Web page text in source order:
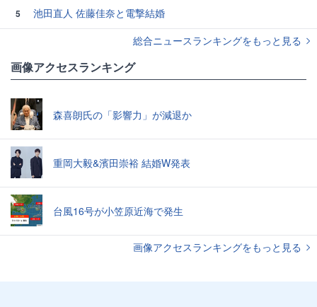
5
池田直人 佐藤佳奈と電撃結婚
総合ニュースランキングをもっと見る
画像アクセスランキング
森喜朗氏の「影響力」が減退か
重岡大毅&濱田崇裕 結婚W発表
台風16号が小笠原近海で発生
画像アクセスランキングをもっと見る